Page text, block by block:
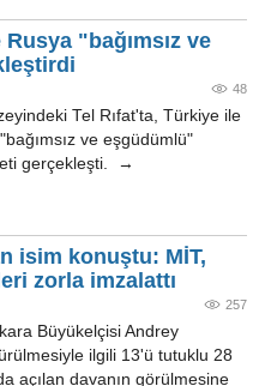
"bağımsız ve
48
Tel Rıfat'ta, Türkiye ile
ve eşgüdümlü"
gerçekleşti. →
isim konuştu: MİT,
zorla imzalattı
257
Büyükelçisi Andrey
ilgili 13'ü tutuklu 28
açılan davanın görülmesine